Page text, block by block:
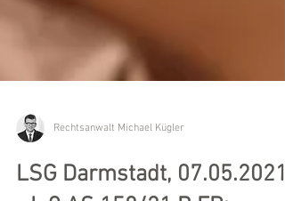
Rechtsanwalt Michael Kügler